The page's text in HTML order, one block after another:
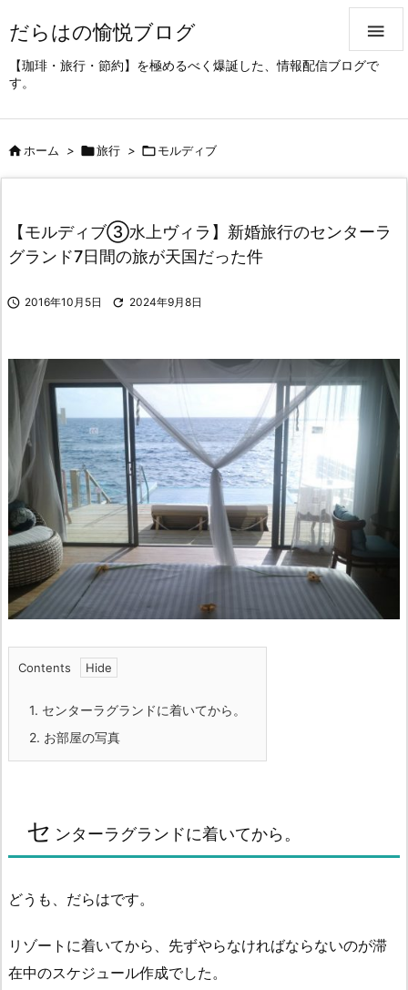
だらはの愉悦ブログ
【珈琲・旅行・節約】を極めるべく爆誕した、情報配信ブログで
す。

ホーム > 旅行 > モルディブ
【モルディブ③水上ヴィラ】新婚旅行のセンターラ
グランド7日間の旅が天国だった件
 2016年10月5日  2024年9月8日
Contents
1. センターラグランドに着いてから。
2. お部屋の写真
セ ンターラグランドに着いてから。
どうも、だらはです。
リゾートに着いてから、先ずやらなければならないのが滞
在中のスケジュール作成でした。